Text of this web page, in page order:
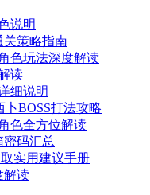
说明
关策略指南
色玩法深度解读
读
细说明
卜BOSS打法攻略
色全方位解读
码汇总
实用建议手册
解读